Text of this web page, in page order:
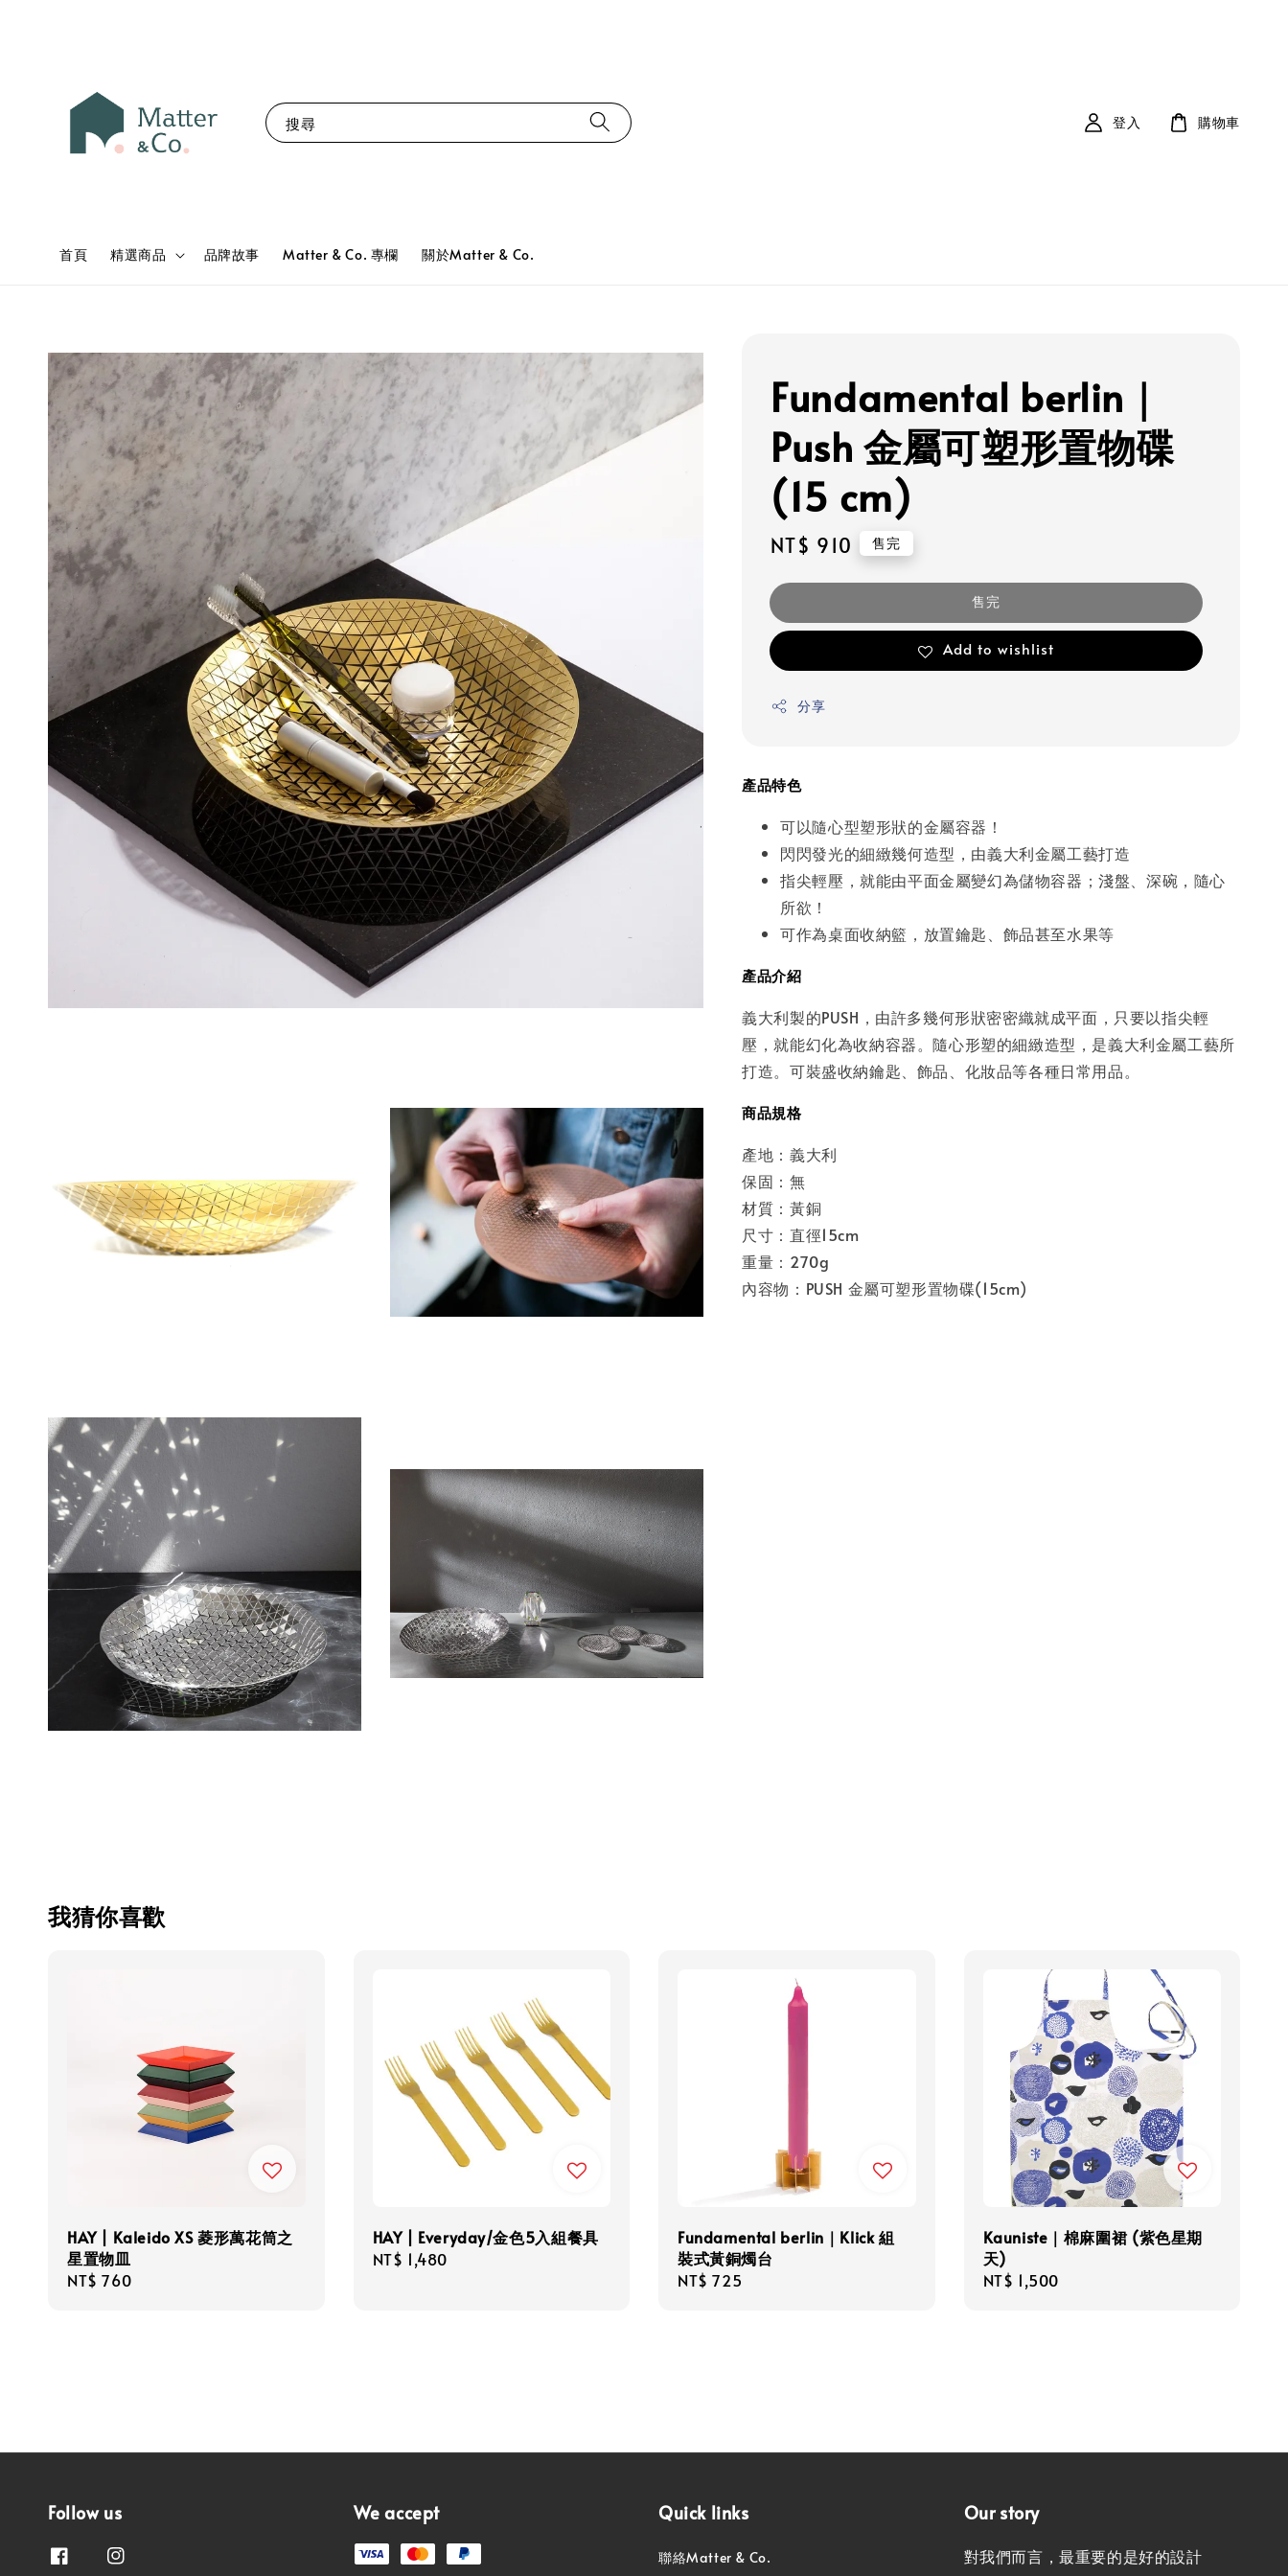
搜尋
首頁 精選商品 品牌故事 Matter & Co. 專欄 關於Matter & Co.
登入 購物車
Fundamental berlin｜
Push 金屬可塑形置物碟
(15 cm)
Regular
NT$ 910 售完
售完
Add to wishlist
分享
產品特色
可以隨心型塑形狀的金屬容器！
閃閃發光的細緻幾何造型，由義大利金屬工藝打造
指尖輕壓，就能由平面金屬變幻為儲物容器；淺盤、深碗，隨心
所欲！
可作為桌面收納籃，放置鑰匙、飾品甚至水果等
產品介紹
義大利製的PUSH，由許多幾何形狀密密織就成平面，只要以指尖輕
壓，就能幻化為收納容器。隨心形塑的細緻造型，是義大利金屬工藝所
打造。可裝盛收納鑰匙、飾品、化妝品等各種日常用品。
商品規格
產地：義大利
保固：無
材質：黃銅
尺寸：直徑15cm
重量：270g
內容物：PUSH 金屬可塑形置物碟(15cm)
我猜你喜歡
HAY | Kaleido XS 菱形萬花筒之
星置物皿
Regular
NT$ 760
HAY | Everyday/金色5入組餐具
Regular
NT$ 1,480
Fundamental berlin｜Klick 組
裝式黃銅燭台
Regular
NT$ 725
Kauniste｜棉麻圍裙 (紫色星期
天)
Regular
NT$ 1,500
Follow us We accept Quick links
聯絡Matter & Co.
Our story
對我們而言，最重要的是好的設計